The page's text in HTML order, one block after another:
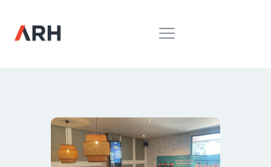
MUH. ARIEF ROSYID
RILIS MEDIA
BUKU
PIDATO